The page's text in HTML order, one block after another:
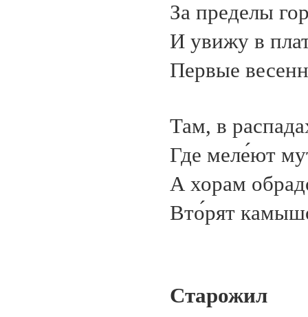
За пределы
И увижу в
Первые
Там, в
Где меле́ют
А хорам
Вто́рят
Старожил